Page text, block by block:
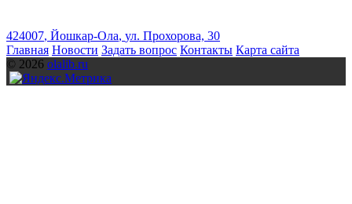
424007, Йошкар-Ола, ул. Прохорова, 30
Главная Новости Задать вопрос Контакты Карта сайта
© 2026 olalib.ru